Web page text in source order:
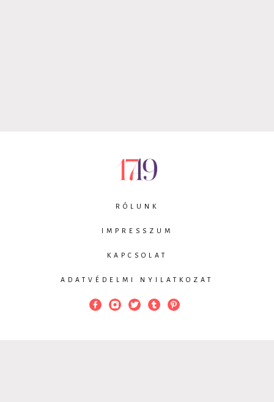
RÓLUNK
IMPRESSZUM
KAPCSOLAT
ADATVÉDELMI NYILATKOZAT